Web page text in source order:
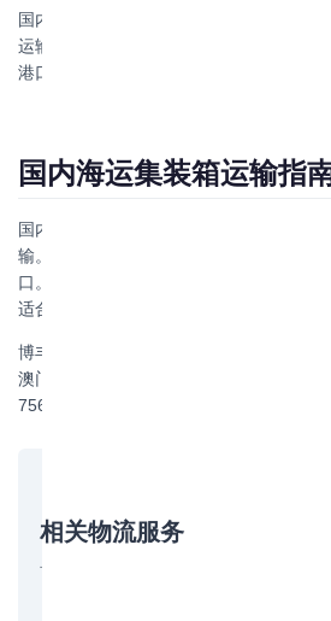
国内海运是中国沿海物流体系的重要组成
运输中具有不可替代的成本优势。博丰物
港口的国内海运服务，欢迎咨询。
国内海运集装箱运输指
国内海运集装箱运输利用标准集装箱通过
输。常用箱型包括20GP和40GP。国内海
口。运输时效约3-10天。国内集装箱海运
适合大宗货物运输。
博丰物流专业提供国内集装箱海运、国际
澳门物流专线及拖车报关仓储等一站式物
7567-8958（黄经理），立即致电获取专
相关物流服务
博丰物流提供以下相关服务，欢迎咨询